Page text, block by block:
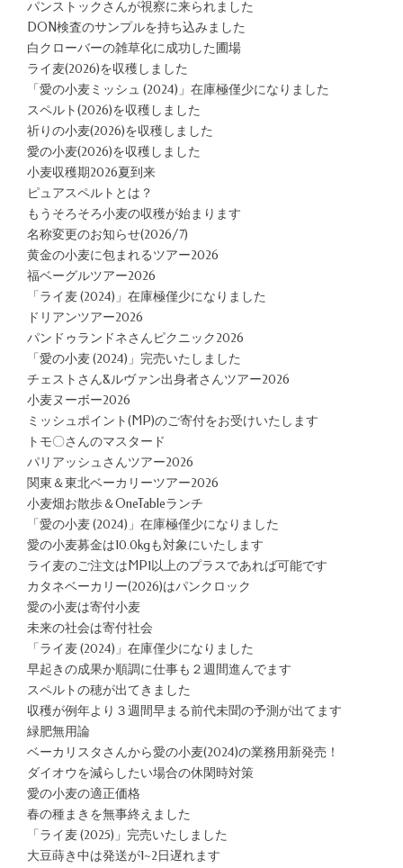
パンストックさんが視察に来られました
DON検査のサンプルを持ち込みました
白クローバーの雑草化に成功した圃場
ライ麦(2026)を収穫しました
「愛の小麦ミッシュ (2024)」在庫極僅少になりました
スペルト(2026)を収穫しました
祈りの小麦(2026)を収穫しました
愛の小麦(2026)を収穫しました
小麦収穫期2026夏到来
ピュアスペルトとは？
もうそろそろ小麦の収穫が始まります
名称変更のお知らせ(2026/7)
黄金の小麦に包まれるツアー2026
福ベーグルツアー2026
「ライ麦 (2024)」在庫極僅少になりました
ドリアンツアー2026
パンドゥランドネさんピクニック2026
「愛の小麦 (2024)」完売いたしました
チェストさん&ルヴァン出身者さんツアー2026
小麦ヌーボー2026
ミッシュポイント(MP)のご寄付をお受けいたします
トモ〇さんのマスタード
パリアッシュさんツアー2026
関東＆東北ベーカリーツアー2026
小麦畑お散歩＆OneTableランチ
「愛の小麦 (2024)」在庫極僅少になりました
愛の小麦募金は10.0kgも対象にいたします
ライ麦のご注文はMP1以上のプラスであれば可能です
カタネベーカリー(2026)はパンクロック
愛の小麦は寄付小麦
未来の社会は寄付社会
「ライ麦 (2024)」在庫僅少になりました
早起きの成果か順調に仕事も２週間進んでます
スペルトの穂が出てきました
収穫が例年より３週間早まる前代未聞の予測が出てます
緑肥無用論
ベーカリスタさんから愛の小麦(2024)の業務用新発売！
ダイオウを減らしたい場合の休閑時対策
愛の小麦の適正価格
春の種まきを無事終えました
「ライ麦 (2025)」完売いたしました
大豆蒔き中は発送が1~2日遅れます